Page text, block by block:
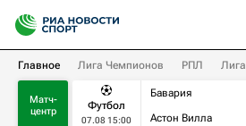
Главное Лига Чемпионов РПЛ
Матч-
центр
Футбол
07.08 15:00
Бавария
Астон Вилла